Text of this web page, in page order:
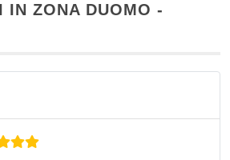
IN ZONA DUOMO -